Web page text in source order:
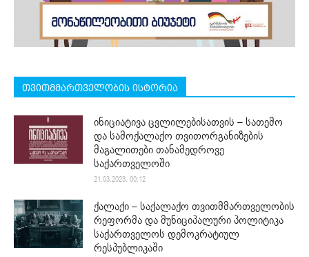
თვითმმართველობის ისტორია
ინიციატივა ცვლილებისათვის – სათემო
და სამოქალაქო თვითორგანიზების
მაგალითები თანამედროვე
საქართველოში
21.03.2023. 00:12
ქალაქი – საქალაქო თვითმმართველობის
რეფორმა და მუნიციპალური პოლიტიკა
საქართველოს დემოკრატიულ
რესპუბლიკაში